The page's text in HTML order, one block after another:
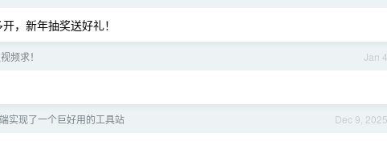
，新年抽奖送好礼！
Jan 4
频求！
Dec 9, 2025
实现了一个巨好用的工具站